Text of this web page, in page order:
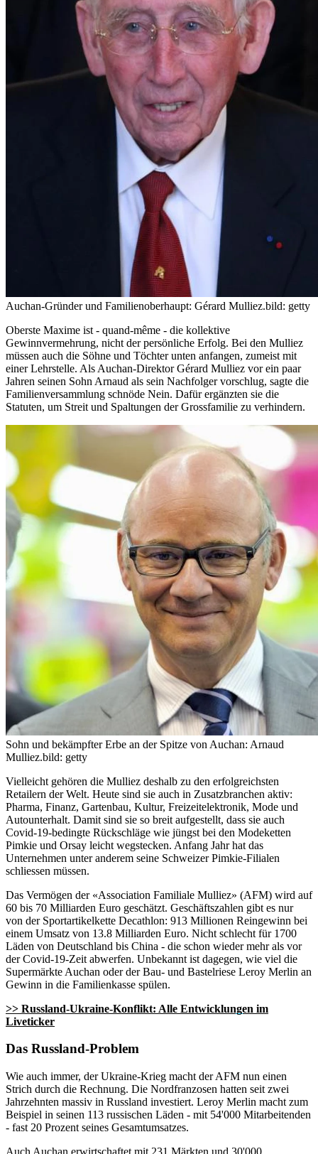
Auchan-Gründer und Familienoberhaupt: Gérard Mulliez.bild: getty
Oberste Maxime ist - quand-même - die kollektive
Gewinnvermehrung, nicht der persönliche Erfolg. Bei den Mulliez
müssen auch die Söhne und Töchter unten anfangen, zumeist mit
einer Lehrstelle. Als Auchan-Direktor Gérard Mulliez vor ein paar
Jahren seinen Sohn Arnaud als sein Nachfolger vorschlug, sagte die
Familienversammlung schnöde Nein. Dafür ergänzten sie die
Statuten, um Streit und Spaltungen der Grossfamilie zu verhindern.
Sohn und bekämpfter Erbe an der Spitze von Auchan: Arnaud
Mulliez.bild: getty
Vielleicht gehören die Mulliez deshalb zu den erfolgreichsten
Retailern der Welt. Heute sind sie auch in Zusatzbranchen aktiv:
Pharma, Finanz, Gartenbau, Kultur, Freizeitelektronik, Mode und
Autounterhalt. Damit sind sie so breit aufgestellt, dass sie auch
Covid-19-bedingte Rückschläge wie jüngst bei den Modeketten
Pimkie und Orsay leicht wegstecken. Anfang Jahr hat das
Unternehmen unter anderem seine Schweizer Pimkie-Filialen
schliessen müssen.
Das Vermögen der «Association Familiale Mulliez» (AFM) wird auf
60 bis 70 Milliarden Euro geschätzt. Geschäftszahlen gibt es nur
von der Sportartikelkette Decathlon: 913 Millionen Reingewinn bei
einem Umsatz von 13.8 Milliarden Euro. Nicht schlecht für 1700
Läden von Deutschland bis China - die schon wieder mehr als vor
der Covid-19-Zeit abwerfen. Unbekannt ist dagegen, wie viel die
Supermärkte Auchan oder der Bau- und Bastelriese Leroy Merlin an
Gewinn in die Familienkasse spülen.
>> Russland-Ukraine-Konflikt: Alle Entwicklungen im
Liveticker
Das Russland-Problem
Wie auch immer, der Ukraine-Krieg macht der AFM nun einen
Strich durch die Rechnung. Die Nordfranzosen hatten seit zwei
Jahrzehnten massiv in Russland investiert. Leroy Merlin macht zum
Beispiel in seinen 113 russischen Läden - mit 54'000 Mitarbeitenden
- fast 20 Prozent seines Gesamtumsatzes.
Auch Auchan erwirtschaftet mit 231 Märkten und 30'000